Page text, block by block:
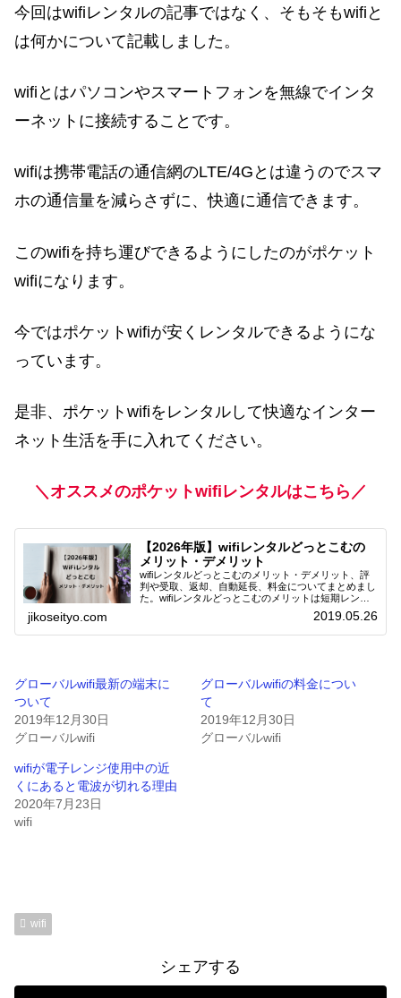
今回はwifiレンタルの記事ではなく、そもそもwifiと
は何かについて記載しました。
wifiとはパソコンやスマートフォンを無線でインタ
ーネットに接続することです。
wifiは携帯電話の通信網のLTE/4Gとは違うのでスマ
ホの通信量を減らさずに、快適に通信できます。
このwifiを持ち運びできるようにしたのがポケット
wifiになります。
今ではポケットwifiが安くレンタルできるようにな
っています。
是非、ポケットwifiをレンタルして快適なインター
ネット生活を手に入れてください。
＼オススメのポケットwifiレンタルはこちら／
【2026年版】wifiレンタルどっとこむの
メリット・デメリット
wifiレンタルどっとこむのメリット・デメリット、評
判や受取、返却、自動延長、料金についてまとめまし
た。wifiレンタルどっとこむのメリットは短期レンタ
ルです。入院や出張などで急に必要になった時にwifi
レンタルできます。現地受取も可能です。海外対応も
できるwifiレンタルもあり空港での受取、返却も可能
jikoseityo.com 2019.05.26
グローバルwifi最新の端末に
ついて
2019年12月30日
グローバルwifi
グローバルwifiの料金につい
て
2019年12月30日
グローバルwifi
wifiが電子レンジ使用中の近
くにあると電波が切れる理由
2020年7月23日
wifi
wifi
シェアする